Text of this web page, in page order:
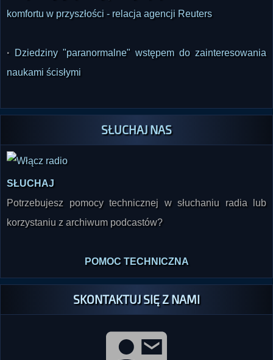
komfortu w przyszłości - relacja agencji Reuters
·
Dziedziny "paranormalne" wstępem do zainteresowania
naukami ścisłymi
SŁUCHAJ NAS
SŁUCHAJ
Potrzebujesz pomocy technicznej w słuchaniu radia lub
POMOC TECHNICZNA